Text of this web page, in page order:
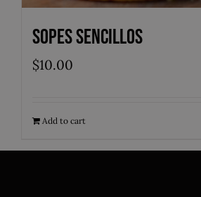
Sopes Sencillos
$10.00
Add to cart